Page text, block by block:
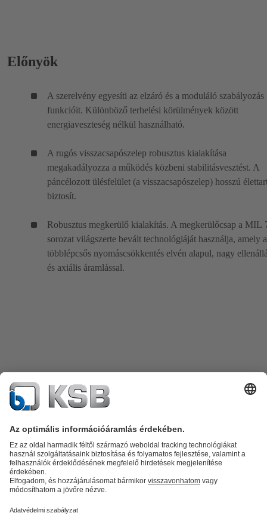
Előnyök
A szerelvény egyesíti az elzáró és a moduláló szabályozás
funkcióit. Különböző terhelési körülmények között
energiaveszteség nélkül használható.
A rugós visszacsapószelep robusztus kialakítása
megakadályozza a működés közbeni stabilitásvesztést. A
páncélozott ülésfelület (a visszacsapószelep) hosszú
biztosít.
Robusztus megkerülő kialakítás. A megkerülőcsap a MIL
sorozat világszerte bevált technológiáját használja, amely a
többlépcsős nyomáscsökkentés elvén alapul, nagy
és axiális áramlással.